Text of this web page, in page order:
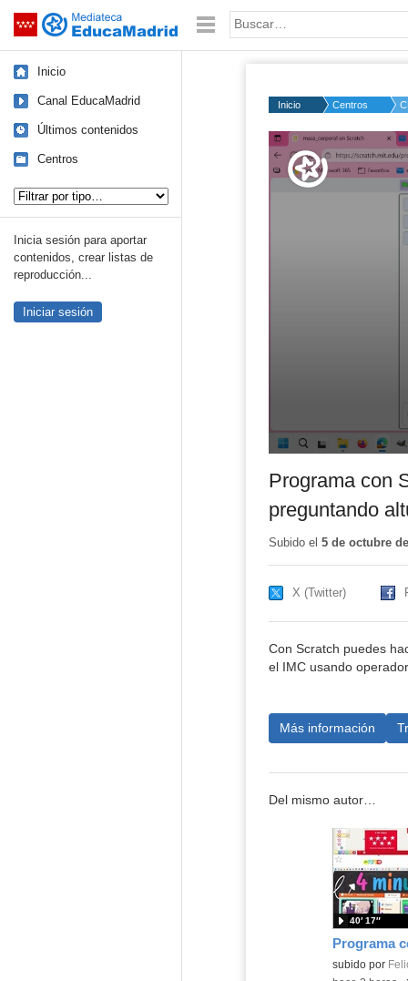
Saltar navegación Palabra o frase:
Inicio
Canal EducaMadrid
Últimos contenidos
Centros
Inicia sesión para aportar
contenidos, crear listas de
reproducción...
Iniciar sesión
Inicio Centros
Volume
50%
Programa con
preguntando
Subido el 5 de octubre
X (Twitter)
Con Scratch puedes
el IMC usando
Más información
Del mismo autor…
Contenido
subido por
40′ 17″